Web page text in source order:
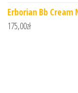
Erborian Bb Cream
175,00zł